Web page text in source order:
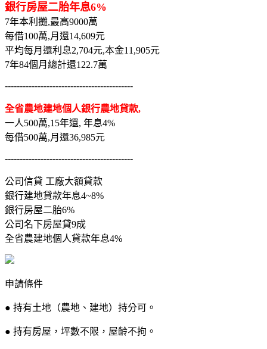
銀行房屋二胎年息6%
7年本利攤,最高9000萬
每借100萬,月還14,609元
平均每月還利息2,704元,本金11,905元
7年84個月總計還122.7萬
-------------------------------------------
全省農地建地個人銀行農地貸款,
一人500萬,15年還, 年息4%
每借500萬,月還36,985元
-------------------------------------------
公司信貸 工廠大額貸款
銀行建地貸款年息4~8%
銀行房屋二胎6%
公司名下房屋貸9成
全省農建地個人貸款年息4%
申請條件
● 持有土地（農地、建地）持分可。
● 持有房屋，坪數不限，屋齡不拘。